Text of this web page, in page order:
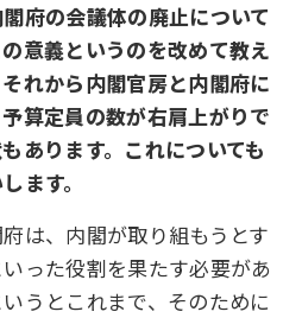
府の会議体の廃止について
意義というのを改めて教え
れから内閣官房と内閣府に
算定員の数が右肩上がりで
あります。これについても
ます。
は、内閣が取り組もうとす
った役割を果たす必要があ
うとこれまで、そのために